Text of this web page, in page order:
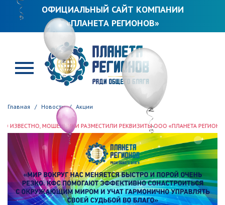
ОФИЦИАЛЬНЫЙ САЙТ КОМПАНИИ
«ПЛАНЕТА РЕГИОНОВ»
ПЛАНЕТА РЕГИОНОВ
Главная Новости Акции
МОШЕННИКИ РАЗМЕСТИЛИ РЕКВИЗИТЫ ООО «ПЛАНЕТА РЕГИОНОВ» В СЕТИ